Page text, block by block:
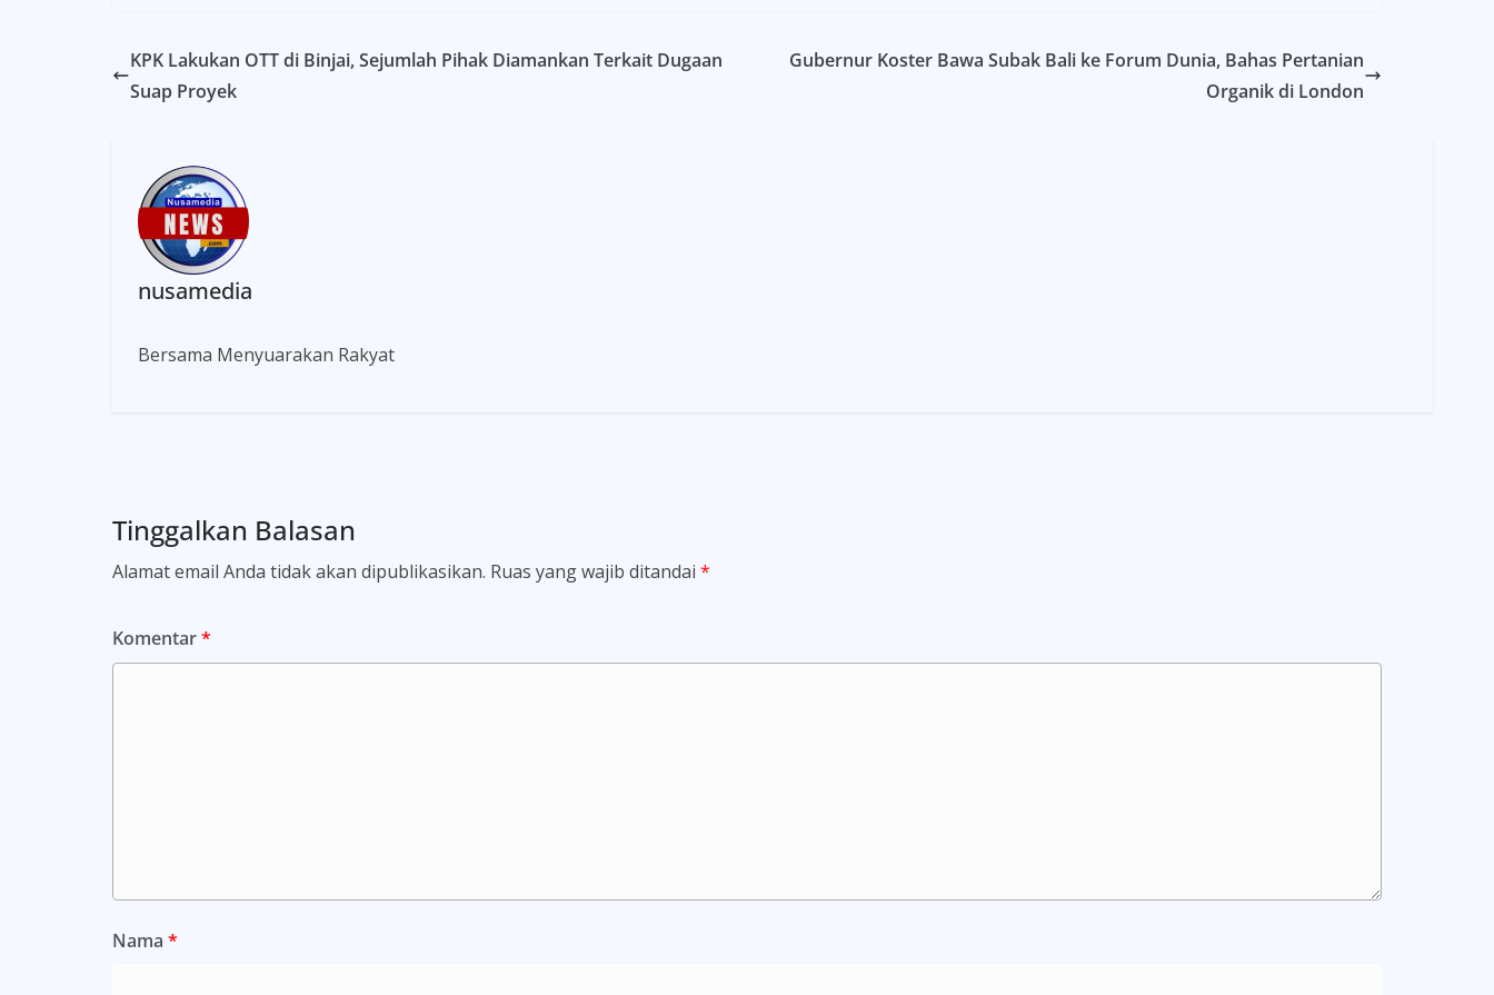
KPK Lakukan OTT di Binjai, Sejumlah Pihak Diamankan Terkait Dugaan
Suap Proyek
Gubernur Koster Bawa Subak Bali ke Forum Dunia, Bahas Pertanian
Organik di London
nusamedia
Bersama Menyuarakan Rakyat
Tinggalkan Balasan
Alamat email Anda tidak akan dipublikasikan. Ruas yang wajib ditandai *
Komentar*
Nama *